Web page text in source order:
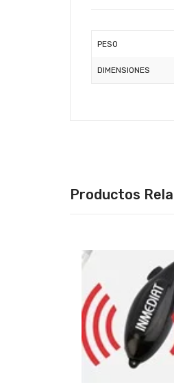
PESO
DIMENSIONES
Productos